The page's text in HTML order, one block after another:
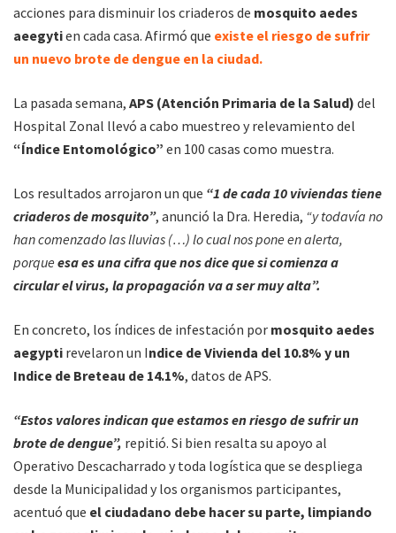
acciones para disminuir los criaderos de mosquito aedes
aeegytien cada casa. Afirmó que existe el riesgo de sufrir
un nuevo brote de dengue en la ciudad.
La pasada semana, APS (Atención Primaria de la Salud) del
Hospital Zonal llevó a cabo muestreo y relevamiento del
“Índice Entomológico” en 100 casas como muestra.
Los resultados arrojaron un que “1 de cada 10 viviendas tiene
criaderos de mosquito”, anunció la Dra. Heredia, “y todavía no
han comenzado las lluvias (…) lo cual nos pone en alerta,
porque esa es una cifra que nos dice que si comienza a
circular el virus, la propagación va a ser muy alta”.
En concreto, los índices de infestación por mosquito aedes
aegypti revelaron un Indice de Vivienda del 10.8% y un
Indice de Breteau de 14.1%, datos de APS.
“Estos valores indican que estamos en riesgo de sufrir un
brote de dengue”, repitió. Si bien resalta su apoyo al
Operativo Descacharrado y toda logística que se despliega
desde la Municipalidad y los organismos participantes,
acentuó que el ciudadano debe hacer su parte, limpiando